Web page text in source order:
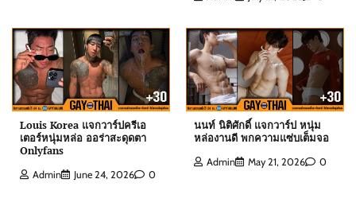
Louis Korea แจกวาร์ปครีเอ
เตอร์หนุ่มหล่อ ออร่าสะดุดตา
Onlyfans
Admin June 24, 2026 0
นนท์ นิติศักดิ์ แจกวาร์ป หนุ่ม
หล่องานดี พกความแซ่บเต็มจอ
Admin May 21, 2026 0
Admin July 21, 2026 0
สกาย พิเชษฐ์ แจกวาร์ป Top 10 Mister
International Thailand 2025
Admin August 6, 2026 0